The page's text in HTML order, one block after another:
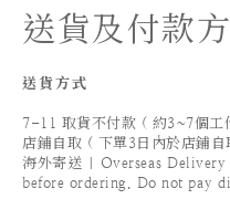
送貨及付款
送貨方式
7-11 取貨不付款 ( 約3~7個工
店鋪自取 ( 下單3日內於店鋪自
海外寄送 | Overseas
before ordering. Do not pay